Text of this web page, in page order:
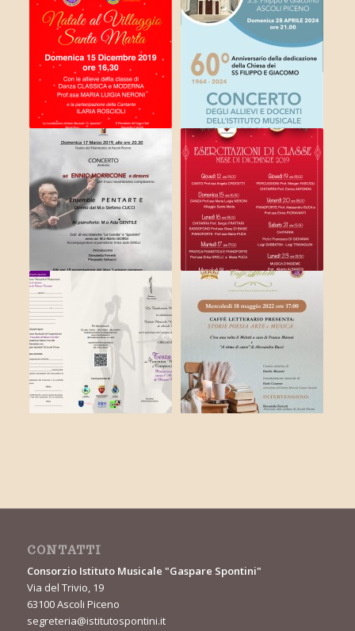
CONTATTI
Consorzio Istituto Musicale "Gaspare Spontini"
Via del Trivio, 19
63100 Ascoli Piceno
segreteria@istitutospontini.it